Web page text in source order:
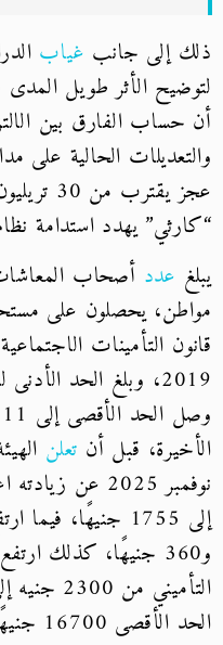
ذلك إلى جانب غياب
لتوضيح الأثر طويل
أن حساب الفارق بين
عجز
“كارثي” يهدد استدامة
يبلغ عدد
مواطن، يحصلون على
الأخيرة، قبل أن تعلن
و360 جنيهًا، كذلك
الحد الأقصى 16700 جنيهًا.